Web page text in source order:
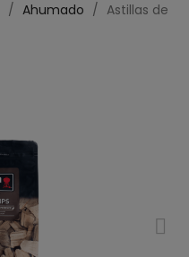
Ahumado
Astillas de